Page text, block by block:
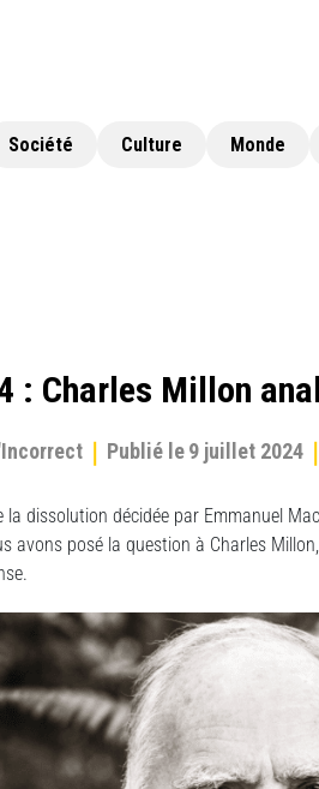
Société Culture Monde
: Charles Millon
Publié le9 juillet 2024
la dissolution décidée par Emmanuel
avons posé la question à Charles